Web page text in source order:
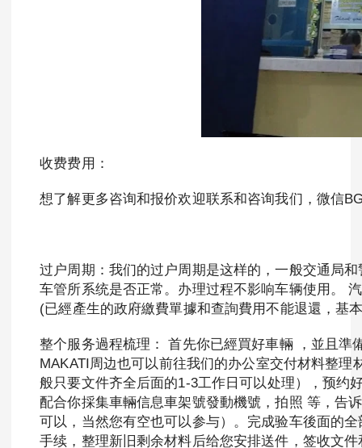
收费费用：
想了解更多咨询和报价欢迎联系和咨询我们，微信
过户周期：我们的过户周期是这样的，一般交通局
车管所系统是否正常。办理过程不影响车辆使用。
(已經產生的政府繳費單據和查詢費用不能退還，基
整个服务過程梳理： 首先你已經買好車輛 ，並且
MAKATI周边也可以前往我们的办公室交付材料整
般只要文件齐全后面的1-3工作日可以处理），预约
配合你採集車輛信息車架號發動機號，拍照 等，告
可以，当然您有空也可以参与）。完成验车後面的
手续，整理新旧剩余材料后给您安排送件，签收文